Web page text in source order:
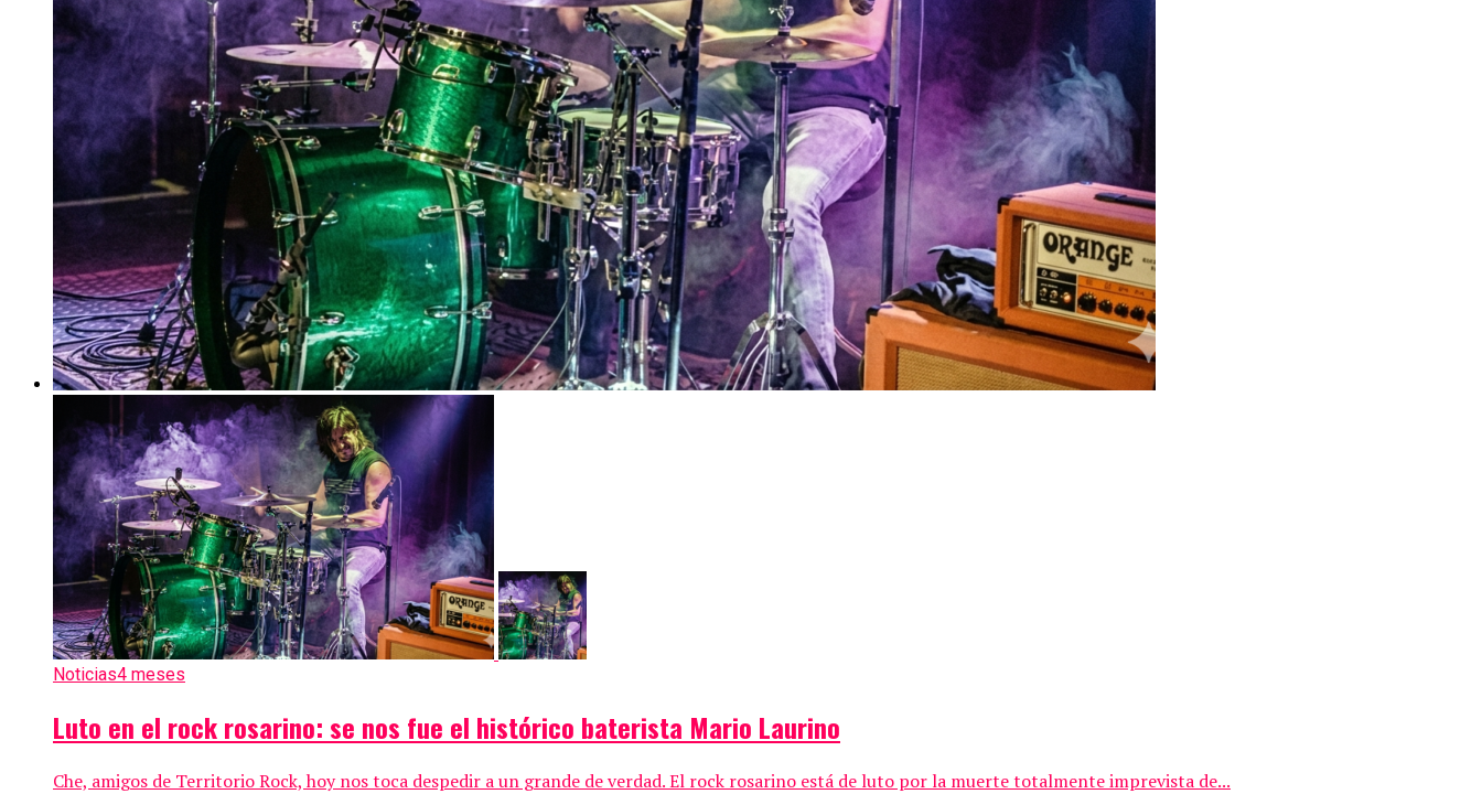
Noticias4 meses
Luto en el rock rosarino: se nos fue el histórico baterista Mario Laurino
Che, amigos de Territorio Rock, hoy nos toca despedir a un grande de verdad. El rock rosarino está de luto por la muerte totalmente imprevista de...